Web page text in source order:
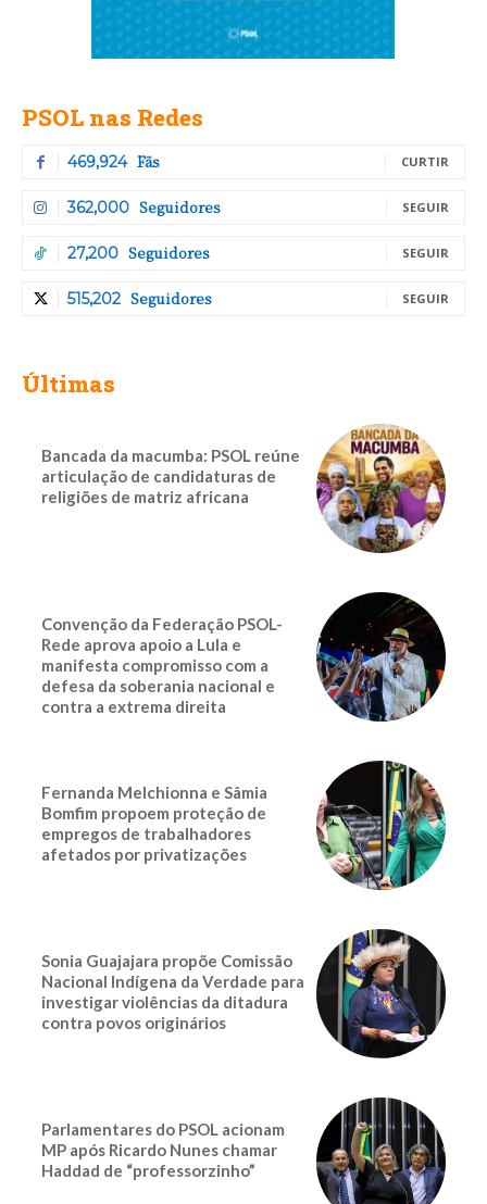
PSOL nas Redes
469,924 Fãs CURTIR
362,000 Seguidores SEGUIR
27,200 Seguidores SEGUIR
515,202 Seguidores SEGUIR
Últimas
Bancada da macumba: PSOL reúne
articulação de candidaturas de
religiões de matriz africana
Convenção da Federação PSOL-
Rede aprova apoio a Lula e
manifesta compromisso com a
defesa da soberania nacional e
contra a extrema direita
Fernanda Melchionna e Sâmia
Bomfim propoem proteção de
empregos de trabalhadores
afetados por privatizações
Sonia Guajajara propõe Comissão
Nacional Indígena da Verdade para
investigar violências da ditadura
contra povos originários
Parlamentares do PSOL acionam
MP após Ricardo Nunes chamar
Haddad de “professorzinho”